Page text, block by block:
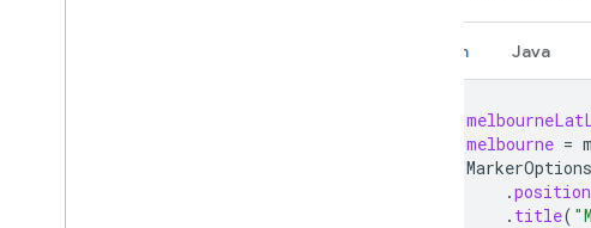
Kotlin Java
melbourne =
MarkerOptions
.position
. title(